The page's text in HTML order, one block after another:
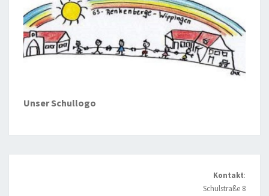
Unser Schullogo
Kontakt:
Schulstraße 8